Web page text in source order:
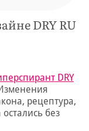
DRY RU
DRY
рецептура,
без